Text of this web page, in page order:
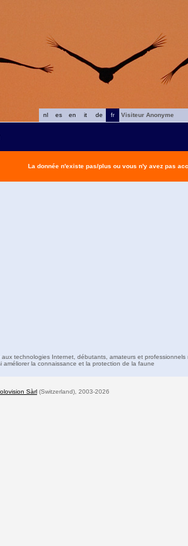
fr
de
it
en
es
nl
Visiteur Anonyme
La donnée n'existe pas/plus ou vous n'y avez pas
technologies Internet, débutants, amateurs et professionnels
la connaissance et la protection de la faune
Sàrl (Switzerland), 2003-2026